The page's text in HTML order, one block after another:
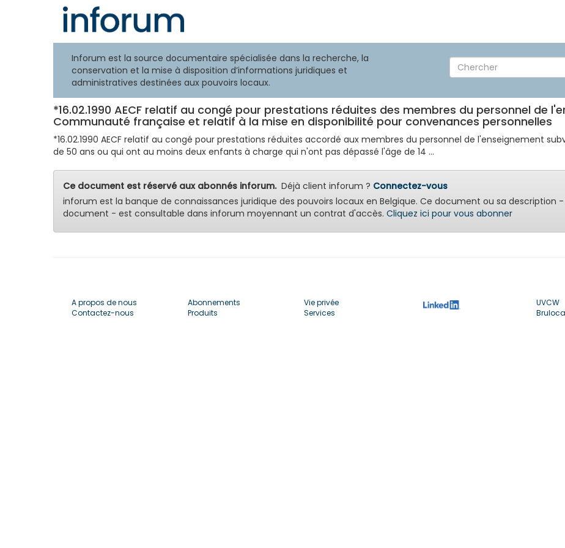
Inforum est la source documentaire spécialisée dans la recherche, la
conservation et la mise à disposition d’informations juridiques et
administratives destinées aux pouvoirs locaux.
*16.02.1990 AECF relatif au congé pour prestations réduites des membres du personnel de
Communauté française et relatif à la mise en disponibilité pour convenances personnelles
*16.02.1990 AECF relatif au congé pour prestations réduites accordé aux membres du personnel de l'enseignement
de 50 ans ou qui ont au moins deux enfants à charge qui n'ont pas dépassé l'âge de 14 ...
Ce document est réservé aux abonnés inforum.Déjà client inforum ? Connectez-vous
inforum est la banque de connaissances juridique des pouvoirs locaux en Belgique. Ce document ou sa description
document - est consultable dans inforum moyennant un contrat d'accès. Cliquez ici pour vous abonner
A propos de nous
Contactez-nous
Abonnements
Produits
Vie privée
Services
UVCW